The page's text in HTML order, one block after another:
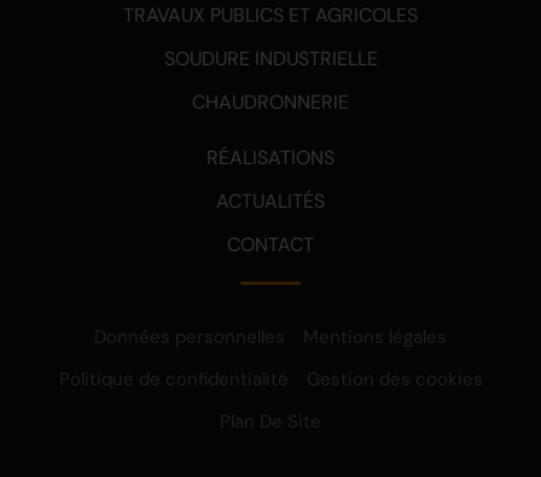
TRAVAUX PUBLICS ET AGRICOLES
SOUDURE INDUSTRIELLE
CHAUDRONNERIE
RÉALISATIONS
ACTUALITÉS
CONTACT
Données personnelles
Mentions légales
Politique de confidentialité
Gestion des cookies
Plan De Site